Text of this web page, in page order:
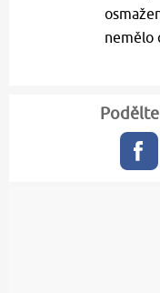
nemělo